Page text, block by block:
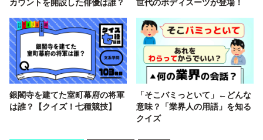
カウントを開設した俳優は誰？
世代のボディスーツが登場！
銀閣寺を建てた室町幕府の将軍
は誰？【クイズ！七種競技】
「そこバミっといて」←どんな
意味？「業界人の用語」を知る
クイズ